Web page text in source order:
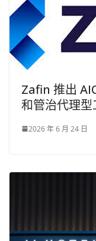
Zafin 推出
和管治代理型
2026 年 6 月 24 日